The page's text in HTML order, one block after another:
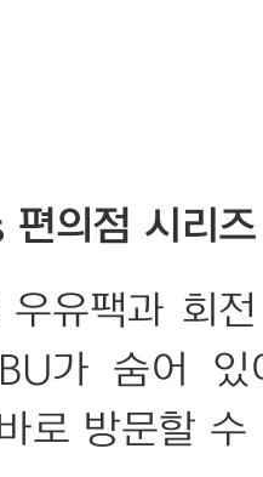
의점 시리
유팩과 회
가 숨어
로 방문할 수